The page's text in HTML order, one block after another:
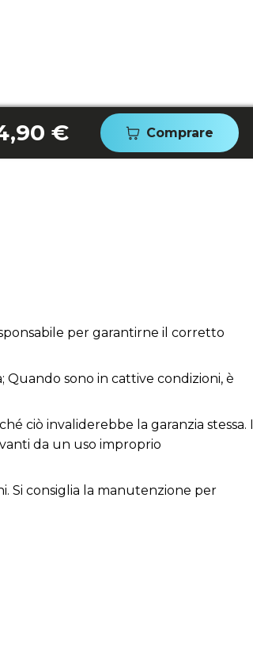
€ Comprare
per garantirne il corretto
sono in cattive condizioni, è
ciò invaliderebbe la garanzia stessa. Il
da un uso improprio
Si consiglia la manutenzione per